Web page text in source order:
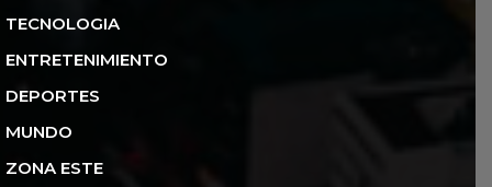
TECNOLOGIA
ENTRETENIMIENTO
DEPORTES
MUNDO
ZONA ESTE